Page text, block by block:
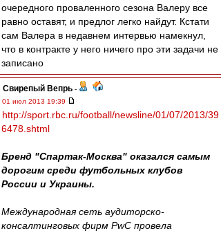
очередного проваленного сезона Валеру все
равно оставят, и предлог легко найдут. Кстати
сам Валера в недавнем интервью намекнул,
что в контракте у него ничего про эти задачи не
записано
Свирепый Вепрь -
01 июл 2013 19:39
http://sport.rbc.ru/football/newsline/01/07/2013/39
6478.shtml
Бренд "Спартак-Москва" оказался самым
дорогим среди футбольных клубов
России и Украины.
Международная сеть аудиторско-
консалтинговых фирм PwC провела